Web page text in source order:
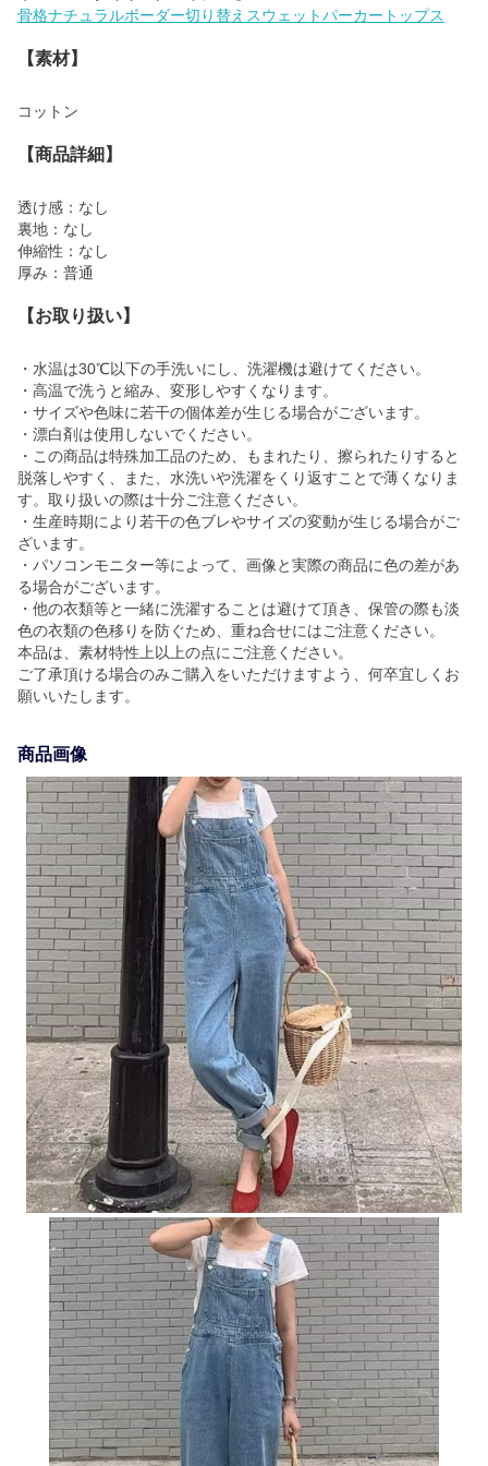
骨格ナチュラルボーダー切り替えスウェットパーカートップス
【素材】
コットン
【商品詳細】
透け感：なし
裏地：なし
伸縮性：なし
厚み：普通
【お取り扱い】
・水温は30℃以下の手洗いにし、洗濯機は避けてください。
・高温で洗うと縮み、変形しやすくなります。
・サイズや色味に若干の個体差が生じる場合がございます。
・漂白剤は使用しないでください。
・この商品は特殊加工品のため、もまれたり、擦られたりすると
脱落しやすく、また、水洗いや洗濯をくり返すことで薄くなりま
す。取り扱いの際は十分ご注意ください。
・生産時期により若干の色ブレやサイズの変動が生じる場合がご
ざいます。
・パソコンモニター等によって、画像と実際の商品に色の差があ
る場合がございます。
・他の衣類等と一緒に洗濯することは避けて頂き、保管の際も淡
色の衣類の色移りを防ぐため、重ね合せにはご注意ください。
本品は、素材特性上以上の点にご注意ください。
ご了承頂ける場合のみご購入をいただけますよう、何卒宜しくお
願いいたします。
商品画像